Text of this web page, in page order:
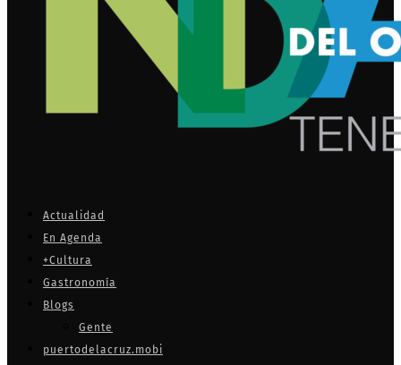
Actualidad
En Agenda
+Cultura
Gastronomía
Blogs
Gente
puertodelacruz.mobi